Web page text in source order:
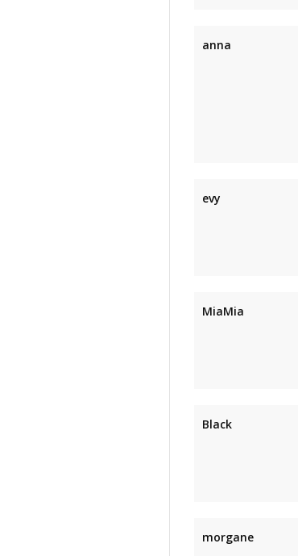
anna
evy
MiaMia
Black
morgane